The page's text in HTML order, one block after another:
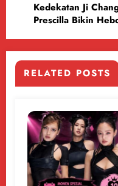
Kedekatan Ji
Prescilla Bikin
RELATED POSTS